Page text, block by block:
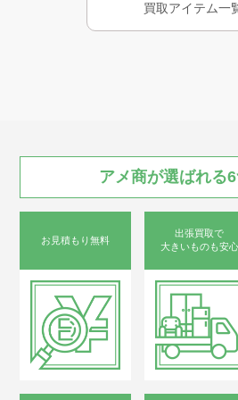
買取アイテム一
アメ商が選ばれる
お見積もり無料
出張買取で
大きいものも安心